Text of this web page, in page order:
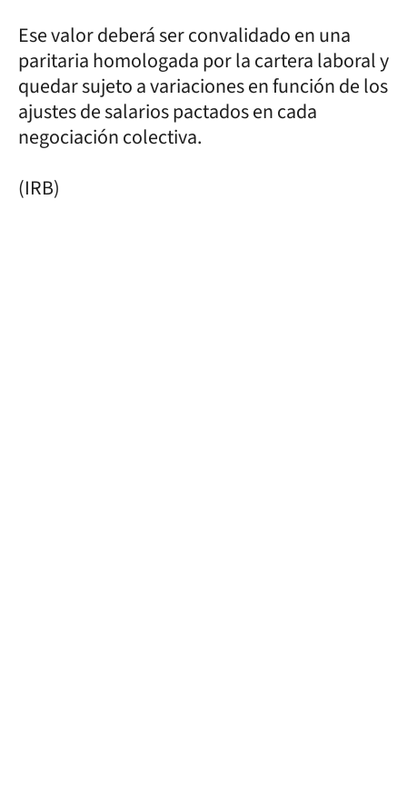
Ese valor deberá ser convalidado en una
paritaria homologada por la cartera laboral y
quedar sujeto a variaciones en función de los
ajustes de salarios pactados en cada
negociación colectiva.
(IRB)